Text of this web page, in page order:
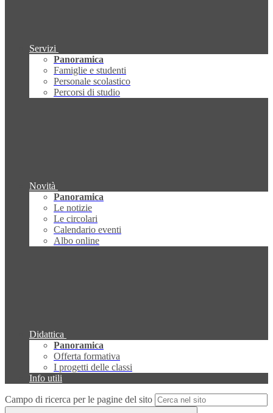
Servizi
Panoramica
Famiglie e studenti
Personale scolastico
Percorsi di studio
Novità
Panoramica
Le notizie
Le circolari
Calendario eventi
Albo online
Didattica
Panoramica
Offerta formativa
I progetti delle classi
Info utili
Campo di ricerca per le pagine del sito